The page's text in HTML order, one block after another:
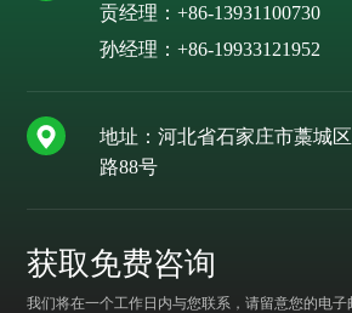
贡经理：+86-13931100730
孙经理：+86-19933121952
地址：河北省石家庄市藁城
路88号
获取免费咨询
我们将在一个工作日内与您联系，请留意您的电子